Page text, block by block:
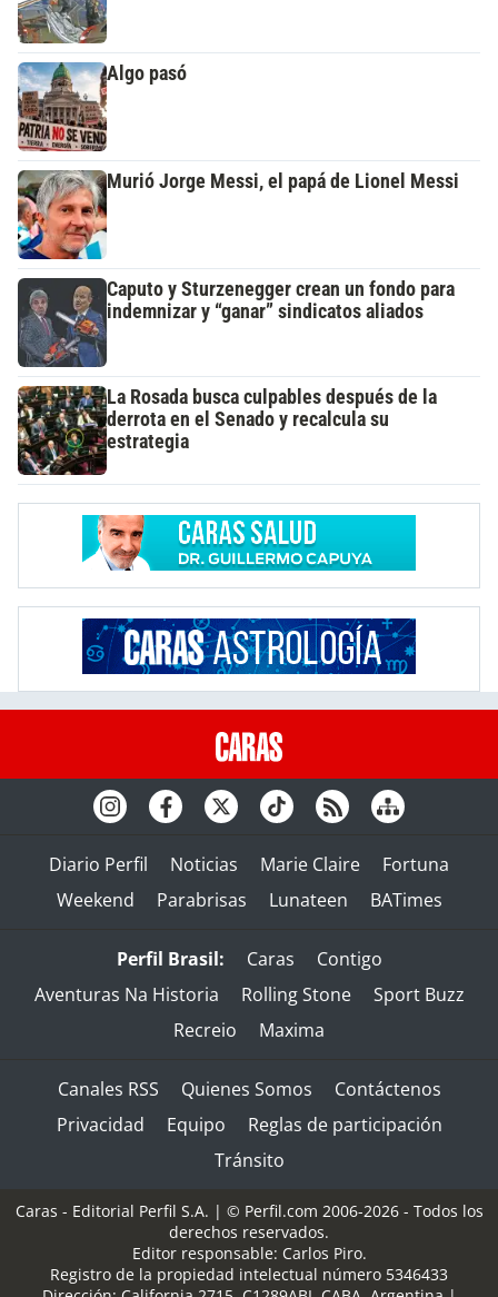
Algo pasó
Murió Jorge Messi, el papá de Lionel Messi
Caputo y Sturzenegger crean un fondo para
indemnizar y “ganar” sindicatos aliados
La Rosada busca culpables después de la
derrota en el Senado y recalcula su
estrategia
Diario Perfil Noticias Marie Claire
Fortuna
Weekend
Parabrisas Lunateen BATimes
Perfil Brasil: Caras
Contigo
Aventuras Na Historia
Rolling Stone
Sport Buzz
Recreio
Maxima
Canales RSS Quienes Somos
Contáctenos
Privacidad
Equipo
Reglas de participación
Tránsito
Caras - Editorial Perfil S.A. | © Perfil.com 2006-2026 - Todos los
derechos reservados.
Editor responsable: Carlos Piro.
Registro de la propiedad intelectual número 5346433